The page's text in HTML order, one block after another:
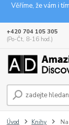
Věříme, že vám i
+420 704 105 305
(Po-Čt, 8-16 hod.)
Úvod Knihy